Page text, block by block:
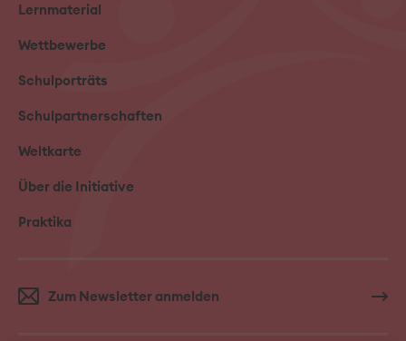
Lernmaterial
Wettbewerbe
Schulporträts
Schulpartnerschaften
Weltkarte
Über die Initiative
Praktika
Zum Newsletter anmelden